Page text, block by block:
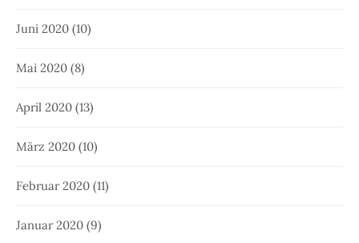
Juni 2020 (10)
Mai 2020 (8)
April 2020 (13)
März 2020 (10)
Februar 2020 (11)
Januar 2020 (9)